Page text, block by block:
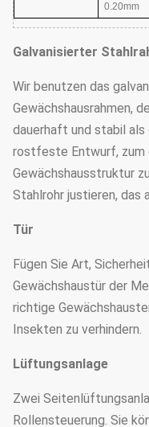
0.20mm
Galvanisierter
Wir benutzen das
Gewächshausrahmen,
dauerhaft und stabil als
rostfeste Entwurf, zum
Gewächshausstruktur
Stahlrohr justieren,
Tür
Fügen Sie Art,
Gewächshaustür der
richtige
Insekten zu verhindern.
Lüftungsanlage
Zwei
Rollensteuerung. Sie